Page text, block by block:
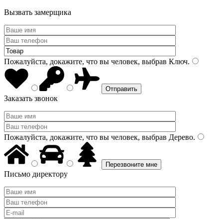
Вызвать замерщика
Пожалуйста, докажите, что вы человек, выбрав Ключ.
Заказать звонок
Пожалуйста, докажите, что вы человек, выбрав Дерево.
Письмо директору